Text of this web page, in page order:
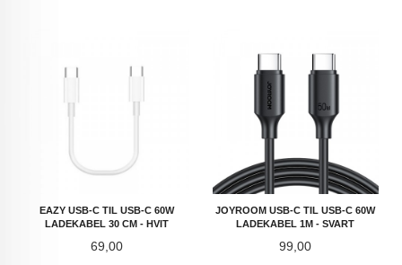
EAZY USB-C TIL USB-C 60W
LADEKABEL 30 CM - HVIT
Pris
69,00
JOYROOM USB-C TIL USB-C 60W
LADEKABEL 1M - SVART
Pris
99,00